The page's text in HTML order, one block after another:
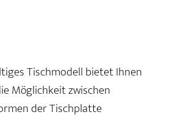
Tischmodell bietet Ihnen
Möglichkeit zwischen
der Tischplatte